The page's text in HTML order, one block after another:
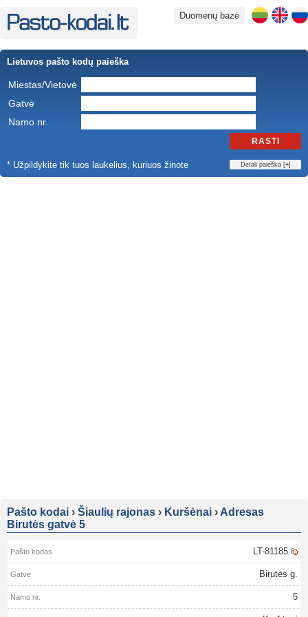
Duomenų bazė
Lietuvos pašto kodų paieška
Miestas/Vietovė
Gatvė
Namo nr.
RASTI
* Užpildykite tik tuos laukelius, kuriuos žinote Detali paieška [+]
Pašto kodai › Šiaulių rajonas › Kuršėnai › Adresas
Birutės gatvė 5
LT-81185
Birutės g.
5